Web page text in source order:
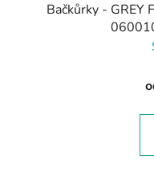
Bačkůrky - GREY